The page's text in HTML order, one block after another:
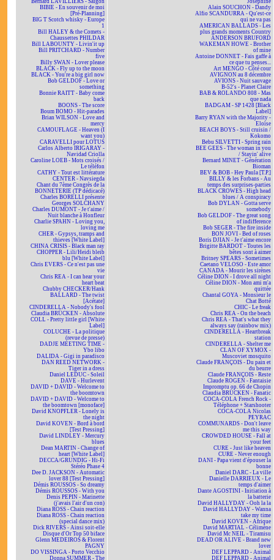
Bernard LAVILLIERS - Saïgon
BIBIE - En souvenir de moi
[Pré-Planning]
BIG T Scotch whisky - Europe
1
Bill HALEY & the Comets -
Chaussettes PHILDAR
Bill LABOUNTY - Livin'it up
Bill PRITCHARD - Number
five
Billy SWAN - Lover please
BLACK - Fly up to the moon
BLACK - You're a big girl now
Bob GELDOF - Love or
something
Bonnie RAITT - Baby come
back
BOONS - The score
Boum BOMO - Hit-parades
Brian WILSON - Love and
mercy
CAMOUFLAGE - Heaven (I
want you)
CARAVELLI pour LOTUS
Carlos Alberto IRIGARAY -
Navidad Criolla
Caroline LOEB - Mots croisés /
Le téléfon
CATHY - Tout est littérature
CENTER - Navsiegda
Chant du 7ème Congrès de la
BONNETERIE (TP dédicacé)
Charles BORELLI présente
Georges SOLCHANY
Charles DUMONT - Je t'aime /
Nuit blanche à Honfleur
Charlie SPAHN - Loving you,
loving me
CHER - Gypsys, tramps and
thieves [White Label]
CHINA CRISIS - Black man ray
CHOPPER - Lili/Heidi bleib
blu [White Label]
Chris EVERS - Ce n'est pas une
vie
Chris REA - I can hear your
heart beat
Chubby CHECKER/Hank
BALLARD - The twist
[Acétate]
CINDERELLA - Nobody's fool
Claudia BRÜCKEN - Absolute
COLL - Pretty little girl [White
Label]
COLUCHE - La politique
(revue de presse)
DADJE MEETING TIME -
Ybo libo
DALIDA - Gigi in paradisco
DAN REED NETWORK -
Tiger in a dress
Daniel LEDUC - Soleil
DAVE - Hurlevent
DAVID + DAVID - Welcome to
the boomtown
DAVID + DAVID - Welcome to
the boomtown [monoface]
David KNOPFLER - Lonely is
the night
David KOVEN - Bord à bord
[Test Pressing]
David LINDLEY - Mercury
blues
Dean MARTIN - Change of
heart [White Label]
DECCA/GRUNDIG - Hi-Fi
Stéréo Phase 4
Dee D. JACKSON - Automatic
lover 88 [Test Pressing]
Démis ROUSSOS - So dreamy
Démis ROUSSOS - With you
Denis PEPIN - Marinette
(j'avais l'air d'un con)
Diana ROSS - Chain reaction
Diana ROSS - Chain reaction
(special dance mix)
Dick RIVERS - Ainsi soit-elle
Disque d'Or Top 50 biface
Glenn MEDEIROS & Florent
PAGNY
DO VISSINGA - Porto Vecchio
Donna SUMMER - The
Joséphine
Alain SOUCHON - Dandy
Alfio SCANDURRA - Qu'est-ce
qui ne va pas
AMERICAN BALLADS - Les
plus grands moments Country
ANDERSON BRUFORD
WAKEMAN HOWE - Brother
of mine
Antoine DONNET - Fais gaffe à
ce que tu penses...
Art MENGO - Côté cour
AVIGNON au 8 décembre
AVIONS - Nuit sauvage
B-52's - Planet Claire
BAB & ROLANDO 808 - Mas
que nada
BADGAM - SP 1428 [Black
Label]
Barry RYAN with the Majority -
Eloïse
BEACH BOYS - Still cruisin /
Kokomo
Bebu SILVETTI - Spring rain
BEE GEES - The woman in you
/ Stayin' alive
Bernard MINET - Génération
Bioman
BEV & BOB - Hey Paula [T.P.]
BILLY & les Forbans - Au
temps des surprises-parties
BLACK CROWES - High head
blues / A conspiracy
Bob DYLAN - Gotta serve
somebody
Bob GELDOF - The great song
of indifference
Bob SEGER - The fire inside
BON JOVI - Bed of roses
Boris DJIAN - Je t'aime encore
Brigitte BARDOT - Toutes les
bêtes sont à aimer
Britney SPEARS - Sometimes
Caetano VELOSO - Este amor
CANADA - Mourir les sirènes
Céline DION - I drove all night
Céline DION - Mon ami m'a
quittée
Chantal GOYA - Monsieur le
Chat Botté
CHIC - Le freak
Chris REA - On the beach
Chris REA - That's what they
always say (rainbow mix)
CINDERELLA - Heartbreak
station
CINDERELLA - Shelter me
CLAN OF XYMOX -
Muscoviet mosquito
Claude FRANÇOIS - Du pain et
du beurre
Claude FRANÇOIS - Reste
Claude ROGEN - Fantaisie
Impromptu op. 66 de Chopin
Claudia BRÜCKEN - Fanatic
COCA-COLA French Rock -
Téléphone + Starshooter
COCA-COLA Nicolas
PEYRAC
COMMUNARDS - Don't leave
me this way
CROWDED HOUSE - Fall at
your feet
CURE - Just like heaven
CURE - Never enough
DANI - Papa vient d'épouser la
bonne
Daniel DARC - La ville
Danielle DARRIEUX - Le
temps d'aimer
Dante AGOSTINI - Initiation à
la batterie
David HALLYDAY - Ooh la la
David HALLYDAY - Wanna
take my time
David KOVEN - Afrique
David MARTIAL - Célimène
David Mc NEIL - Tiramisu
DEAD OR ALIVE - Brand new
lover
DEF LEPPARD - Animal
DEF LEPPARD - Animal